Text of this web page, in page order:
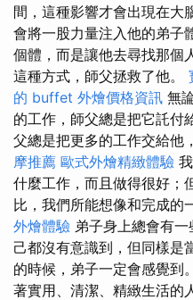
間，這種影響才會出現在大
會將一股力量注入他的弟子
個體，而是讓他去尋找那個
這種方式，師父拯救了他。
的 buffet 外燴價格資訊 無
的工作，師父總是把它託付
父總是把更多的工作交給他
摩推薦 歐式外燴精緻體驗
什麼工作，而且做得很好；
比，我們所能想像和完成的
外燴體驗 弟子身上總會有
己都沒有意識到，但同樣是
的時候，弟子一定會感覺到。
著實用、清潔、精緻生活的